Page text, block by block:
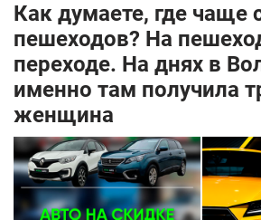
Как думаете, где чаще
пешеходов? На
переходе. На днях в
именно там получила
женщина